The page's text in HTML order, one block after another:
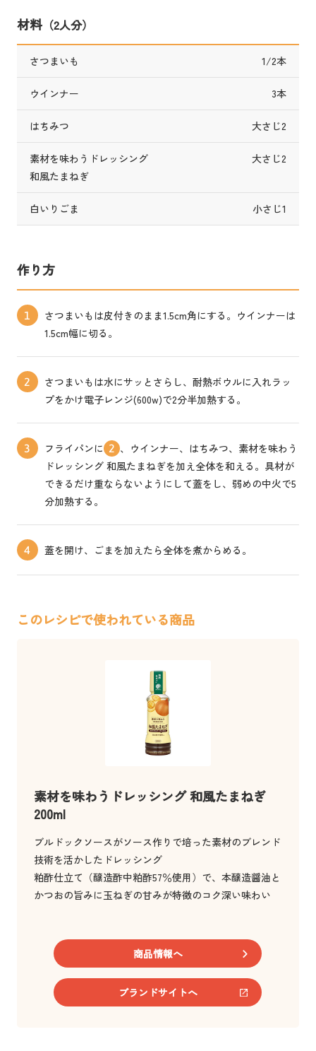
このレシピで使われている商品
素材を味わうドレッシング 和風たまねぎ
200ml
ブルドックソースがソース作りで培った素材のブレンド
技術を活かしたドレッシング
粕酢仕立て（醸造酢中粕酢57％使用）で、本醸造醤油と
かつおの旨みに玉ねぎの甘みが特徴のコク深い味わい
商品情報へ
ブランドサイトへ
材料（2人分）
さつまいも 1/2本
ウインナー 3本
はちみつ 大さじ2
素材を味わうドレッシング
和風たまねぎ
大さじ2
白いりごま 小さじ1
作り方
1
さつまいもは皮付きのまま1.5cm角にする。ウインナーは
1.5cm幅に切る。
2
さつまいもは水にサッとさらし、耐熱ボウルに入れラッ
プをかけ電子レンジ(600w)で2分半加熱する。
3 フライパンに 2 、ウインナー、はちみつ、素材を味わう
ドレッシング 和風たまねぎを加え全体を和える。具材が
できるだけ重ならないようにして蓋をし、弱めの中火で5
分加熱する。
4 蓋を開け、ごまを加えたら全体を煮からめる。